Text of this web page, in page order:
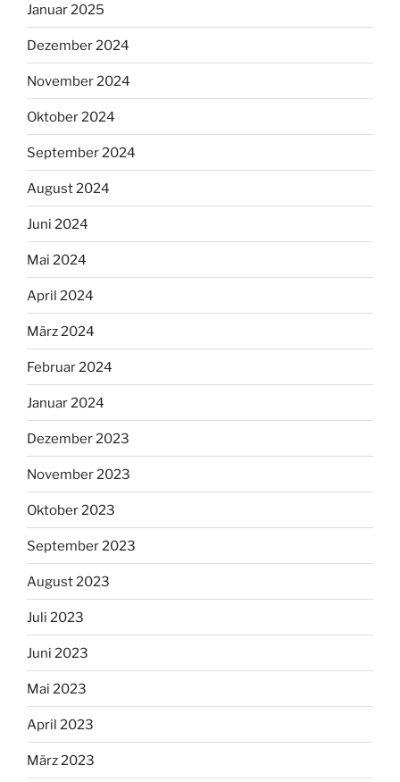
Januar 2025
Dezember 2024
November 2024
Oktober 2024
September 2024
August 2024
Juni 2024
Mai 2024
April 2024
März 2024
Februar 2024
Januar 2024
Dezember 2023
November 2023
Oktober 2023
September 2023
August 2023
Juli 2023
Juni 2023
Mai 2023
April 2023
März 2023